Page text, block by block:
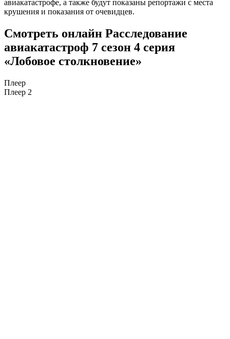
авиакатастрофе, а также будут показаны репортажи с места
крушения и показания от очевидцев.
Смотреть онлайн Расследование
авиакатастроф 7 сезон 4 серия
«Лобовое столкновение»
Плеер
Плеер 2